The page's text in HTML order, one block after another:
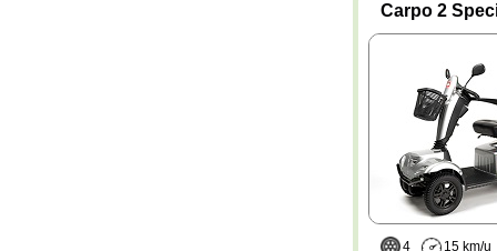
Carpo 2
4 15 km/